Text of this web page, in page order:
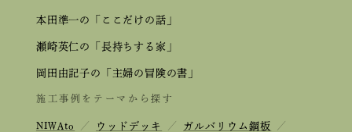
本田準一の「ここだけの話」
瀬崎英仁の「長持ちする家」
岡田由記子の「主婦の冒険の書」
施工事例をテーマから探す
NIWAto ／ ウッドデッキ ／ ガルバリウム鋼板 ／